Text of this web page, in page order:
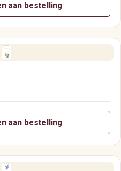
aan bestelling
aan bestelling